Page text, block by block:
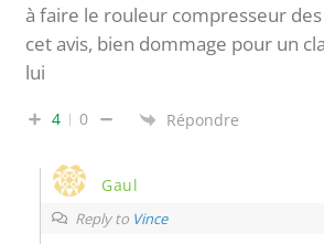
à faire le rouleur compresseur
cet avis, bien dommage pour un
lui
4 0 Répondre
Gaul
Reply to Vince